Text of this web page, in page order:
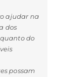
ajudar na
dos
do
possam